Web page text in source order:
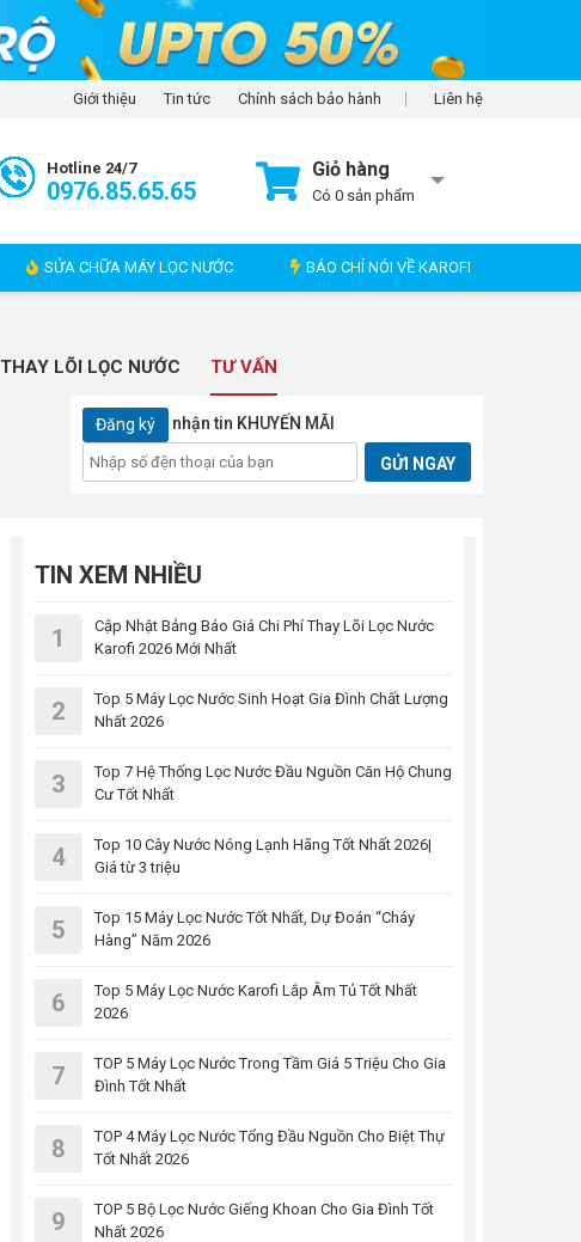
Giới thiệu Tin tức Chính sách bảo hành Liên hệ
Hotline 24/7
0976.85.65.65
Giỏ hàng
Có 0 sản phẩm
SỬA CHỮA MÁY LỌC NƯỚC BÁO CHÍ NÓI VỀ KAROFI
THAY LÕI LỌC NƯỚC TƯ VẤN
Đăng ký nhận tin KHUYẾN MÃI
GỬI NGAY
TIN XEM NHIỀU
1
Cập Nhật Bảng Báo Giá Chi Phí Thay Lõi Lọc Nước
Karofi 2026 Mới Nhất
2
Top 5 Máy Lọc Nước Sinh Hoạt Gia Đình Chất Lượng
Nhất 2026
3
Top 7 Hệ Thống Lọc Nước Đầu Nguồn Căn Hộ Chung
Cư Tốt Nhất
4
Top 10 Cây Nước Nóng Lạnh Hãng Tốt Nhất 2026|
Giá từ 3 triệu
5
Top 15 Máy Lọc Nước Tốt Nhất, Dự Đoán “Cháy
Hàng” Năm 2026
6
Top 5 Máy Lọc Nước Karofi Lắp Âm Tủ Tốt Nhất
2026
7
TOP 5 Máy Lọc Nước Trong Tầm Giá 5 Triệu Cho Gia
Đình Tốt Nhất
8
TOP 4 Máy Lọc Nước Tổng Đầu Nguồn Cho Biệt Thự
Tốt Nhất 2026
9
TOP 5 Bộ Lọc Nước Giếng Khoan Cho Gia Đình Tốt
Nhất 2026